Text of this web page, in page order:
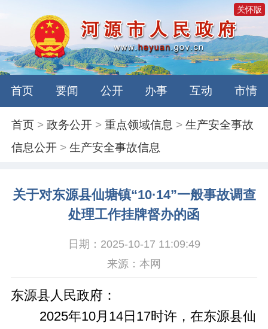
关怀版
首页 要闻 公开 办事 互动 市情
首页 >政务公开 >重点领域信息 >生产安全事故
信息公开 >生产安全事故信息
关于对东源县仙塘镇“10·14”一般事故调查
处理工作挂牌督办的函
日期：2025-10-17 11:09:49
来源：本网
东源县人民政府：
2025年10月14日17时许，在东源县仙